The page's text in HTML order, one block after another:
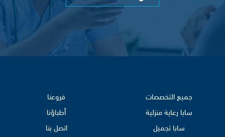
جميع التخصصات
سابا رعاية منزلية
سابا تجميل
فروعنا
أطباؤنا
اتصل بنا